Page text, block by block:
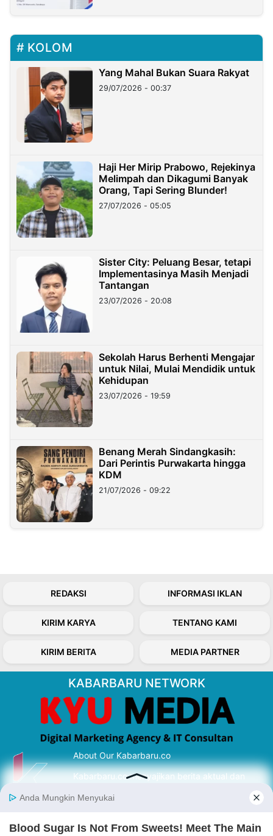
KOLOM
Yang Mahal Bukan Suara Rakyat
29/07/2026 - 00:37
Haji Her Mirip Prabowo, Rejekinya
Melimpah dan Dikagumi Banyak
Orang, Tapi Sering Blunder!
27/07/2026 - 05:05
Sister City: Peluang Besar, tetapi
Implementasinya Masih Menjadi
Tantangan
23/07/2026 - 20:08
Sekolah Harus Berhenti Mengajar
untuk Nilai, Mulai Mendidik untuk
Kehidupan
23/07/2026 - 19:59
Benang Merah Sindangkasih:
Dari Perintis Purwakarta hingga
KDM
21/07/2026 - 09:22
REDAKSI INFORMASI IKLAN
KIRIM KARYA TENTANG KAMI
KIRIM BERITA MEDIA PARTNER
KABARBARU NETWORK
About Our Kabarbaru.co
Kabarbaru.co menyajikan berita aktual dan
serta terverifikasi dari sumber yang tepat.
Follow Kabarbaru